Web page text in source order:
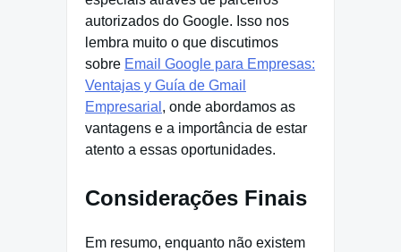
autorizados do Google. Isso nos
lembra muito o que discutimos
sobre Email Google para Empresas:
Ventajas y Guía de Gmail
Empresarial , onde abordamos as
vantagens e a importância de estar
atento a essas oportunidades.
Considerações Finais
Em resumo, enquanto não existem